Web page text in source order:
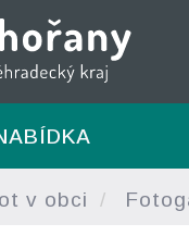
v obci